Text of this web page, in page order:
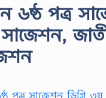
৬ষ্ঠ পত্র
জাতীয়